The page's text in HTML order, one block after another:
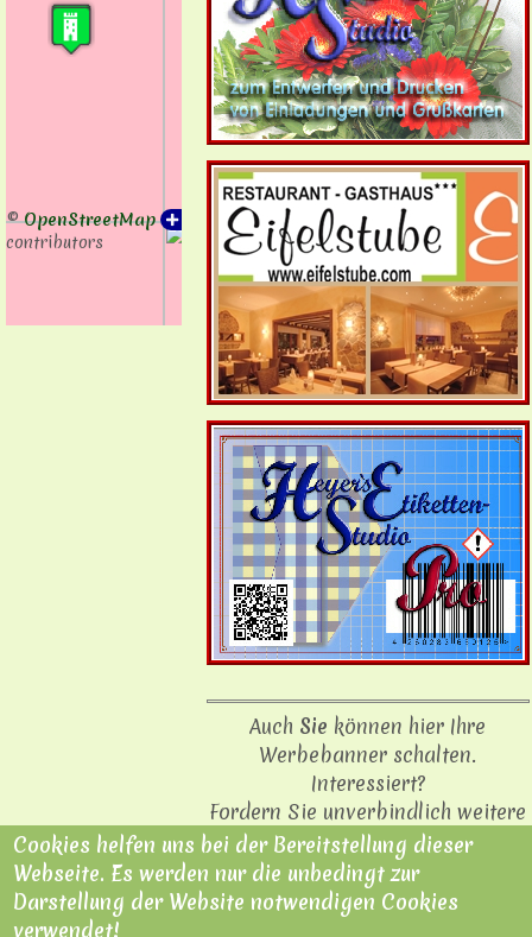
©OpenStreetMap
contributors
Auch Sie können hier Ihre
Werbebanner schalten.
Interessiert?
Fordern Sie unverbindlich weitere
Informationen zur Werbung auf
"Burgen der Eifel" über das
Kontaktformularan.
Cookies helfen uns bei der Bereitstellung dieser
Webseite. Es werden nur die unbedingt zur
Darstellung der Website notwendigen Cookies
verwendet!